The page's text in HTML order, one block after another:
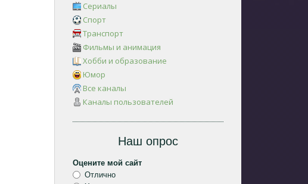
Сериалы
Спорт
Транспорт
Фильмы и анимация
Хобби и образование
Юмор
Все каналы
Каналы пользователей
Наш опрос
Оцените мой сайт
Отлично